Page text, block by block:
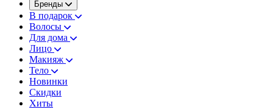
Бренды
В подарок
Волосы
Для дома
Лицо
Макияж
Тело
Новинки
Скидки
Хиты